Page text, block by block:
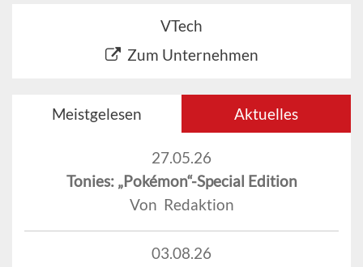
VTech
Zum Unternehmen
Meistgelesen Aktuelles
27.05.26
Tonies: „Pokémon“-Special Edition
Von Redaktion
03.08.26